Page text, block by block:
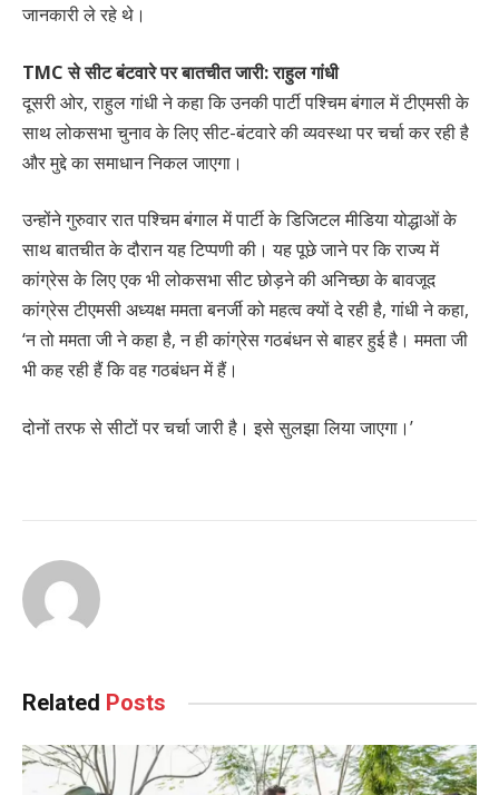
जानकारी ले रहे थे।
TMC से सीट बंटवारे पर बातचीत जारी: राहुल गांधी
दूसरी ओर, राहुल गांधी ने कहा कि उनकी पार्टी पश्चिम बंगाल में टीएमसी के
साथ लोकसभा चुनाव के लिए सीट-बंटवारे की व्यवस्था पर चर्चा कर रही है
और मुद्दे का समाधान निकल जाएगा।
उन्होंने गुरुवार रात पश्चिम बंगाल में पार्टी के डिजिटल मीडिया योद्धाओं के
साथ बातचीत के दौरान यह टिप्पणी की। यह पूछे जाने पर कि राज्य में
कांग्रेस के लिए एक भी लोकसभा सीट छोड़ने की अनिच्छा के बावजूद
कांग्रेस टीएमसी अध्यक्ष ममता बनर्जी को महत्व क्यों दे रही है, गांधी ने कहा,
‘न तो ममता जी ने कहा है, न ही कांग्रेस गठबंधन से बाहर हुई है। ममता जी
भी कह रही हैं कि वह गठबंधन में हैं।
दोनों तरफ से सीटों पर चर्चा जारी है। इसे सुलझा लिया जाएगा।’
Related Posts